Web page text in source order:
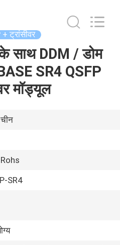
ट्रांसीवर
साथ DDM / डोम
SR4 QSFP
मॉड्यूल
SR4